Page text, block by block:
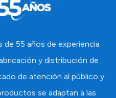
de 55 años de experiencia
y distribución de
de atención al público y
se adaptan a las